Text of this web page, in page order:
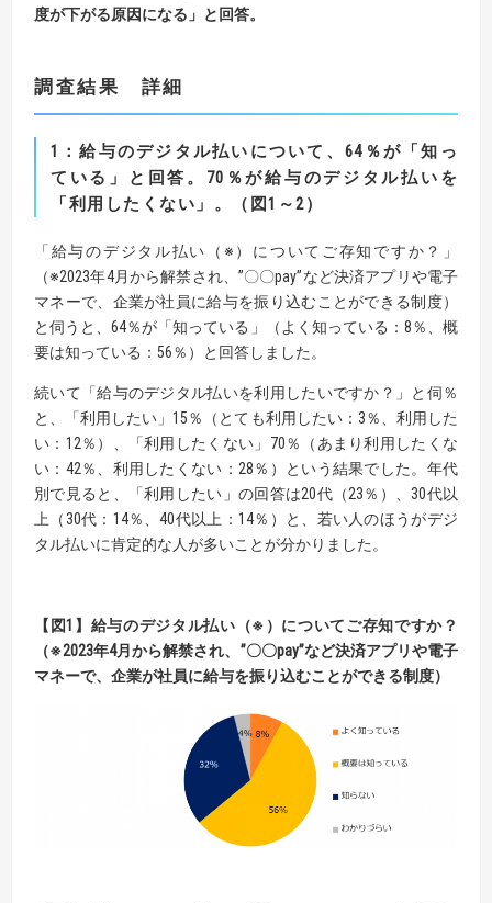
度が下がる原因になる」と回答。
調査結果 詳細
1
：給与のデジタル払いについて、64％が「知っ
ている」と回答。70％が給与のデジタル払いを
「利用したくない」。（図1～2）
「給与のデジタル払い（※）についてご存知ですか？」
（※2023年4月から解禁され、”〇〇pay”など決済アプリや電子
マネーで、企業が社員に給与を振り込むことができる制度）
と伺うと、64％が「知っている」（よく知っている：8％、概
要は知っている：56％）と回答しました。
続いて「給与のデジタル払いを利用したいですか？」と伺％
と、「利用したい」15％（とても利用したい：3％、利用した
い：12％）、「利用したくない」70％（あまり利用したくな
い：42％、利用したくない：28％）という結果でした。年代
別で見ると、「利用したい」の回答は20代（23％）、30代以
上（30代：14％、40代以上：14％）と、若い人のほうがデジ
タル払いに肯定的な人が多いことが分かりました。
【 図1】 給与のデジタル払い （※ ） についてご存知ですか？
（※2023年4月から解禁され、”〇〇pay”など決済アプリや電子
マネーで、企業が社員に給与を振り込むことができる制度）